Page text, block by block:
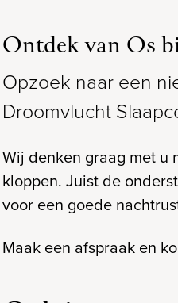
Ontdek van Os
Opzoek naar een
Droomvlucht
Wij denken graag met u
kloppen. Juist de
voor een goede
Maak een afspraak en